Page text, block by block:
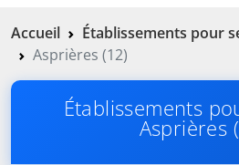
Accueil Établissements pour
Asprières (12)
Établissements
Asprières